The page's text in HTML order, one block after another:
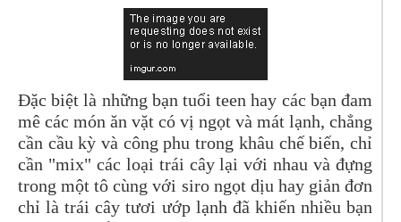
Đặc biệt là những bạn tuổi teen hay các bạn đam
mê các món ăn vặt có vị ngọt và mát lạnh, chẳng
cần cầu kỳ và công phu trong khâu chế biến, chỉ
cần "mix" các loại trái cây lại với nhau và đựng
trong một tô cùng với siro ngọt dịu hay giản đơn
chỉ là trái cây tươi ướp lạnh đã khiến nhiều bạn